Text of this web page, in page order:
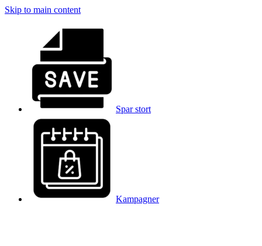
Skip to main content
Spar stort
Kampagner